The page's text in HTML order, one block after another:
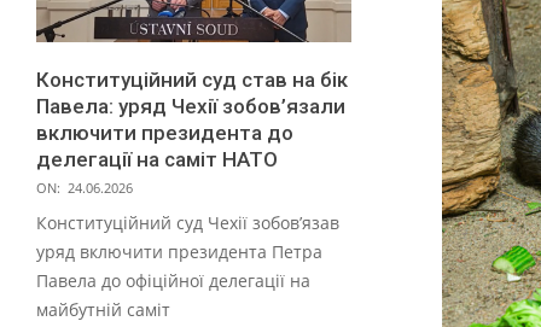
О
Т
О
Конституційний суд став на бік
Павела: уряд Чехії зобов’язали
включити президента до
делегації на саміт НАТО
ON: 24.06.2026
Конституційний суд Чехії зобов’язав
уряд включити президента Петра
Павела до офіційної делегації на
майбутній саміт